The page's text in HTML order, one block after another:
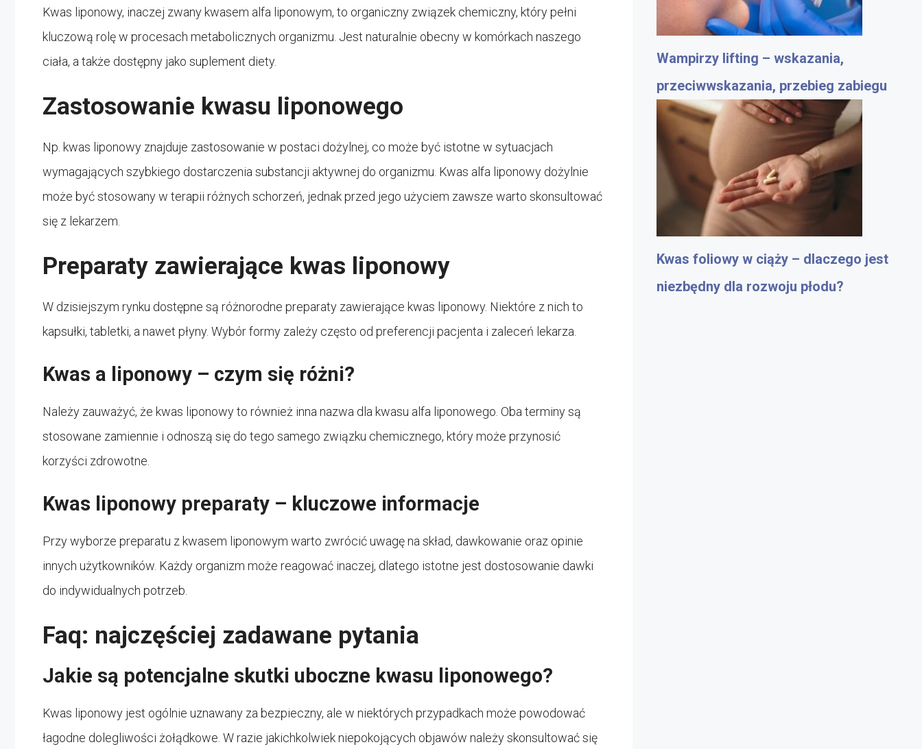
Kwas liponowy, inaczej zwany kwasem alfa liponowym, to organiczny związek chemiczny, który pełni
kluczową rolę w procesach metabolicznych organizmu. Jest naturalnie obecny w komórkach naszego
ciała, a także dostępny jako suplement diety.
Zastosowanie kwasu liponowego
Np. kwas liponowy znajduje zastosowanie w postaci dożylnej, co może być istotne w sytuacjach
wymagających szybkiego dostarczenia substancji aktywnej do organizmu. Kwas alfa liponowy dożylnie
może być stosowany w terapii różnych schorzeń, jednak przed jego użyciem zawsze warto skonsultować
się z lekarzem.
Preparaty zawierające kwas liponowy
W dzisiejszym rynku dostępne są różnorodne preparaty zawierające kwas liponowy. Niektóre z nich to
kapsułki, tabletki, a nawet płyny. Wybór formy zależy często od preferencji pacjenta i zaleceń lekarza.
Kwas a liponowy – czym się różni?
Należy zauważyć, że kwas liponowy to również inna nazwa dla kwasu alfa liponowego. Oba terminy są
stosowane zamiennie i odnoszą się do tego samego związku chemicznego, który może przynosić
korzyści zdrowotne.
Kwas liponowy preparaty – kluczowe informacje
Przy wyborze preparatu z kwasem liponowym warto zwrócić uwagę na skład, dawkowanie oraz opinie
innych użytkowników. Każdy organizm może reagować inaczej, dlatego istotne jest dostosowanie dawki
do indywidualnych potrzeb.
Faq: najczęściej zadawane pytania
Jakie są potencjalne skutki uboczne kwasu liponowego?
Kwas liponowy jest ogólnie uznawany za bezpieczny, ale w niektórych przypadkach może powodować
łagodne dolegliwości żołądkowe. W razie jakichkolwiek niepokojących objawów należy skonsultować się
Wampirzy lifting – wskazania,
przeciwwskazania, przebieg zabiegu
Kwas foliowy w ciąży – dlaczego jest
niezbędny dla rozwoju płodu?